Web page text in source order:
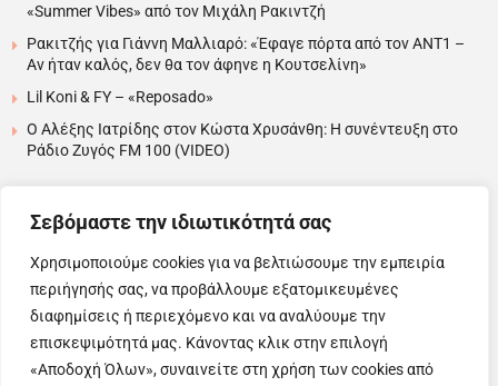
Σεβόμαστε την ιδιωτικότητά σας
Χρησιμοποιούμε cookies για να βελτιώσουμε την εμπειρία
περιήγησής σας, να προβάλλουμε εξατομικευμένες
διαφημίσεις ή περιεχόμενο και να αναλύουμε την
επισκεψιμότητά μας. Κάνοντας κλικ στην επιλογή
«Αποδοχή Όλων», συναινείτε στη χρήση των cookies από
«Summer Vibes» από τον Μιχάλη Ρακιντζή
Ρακιτζής για Γιάννη Μαλλιαρό: «Έφαγε πόρτα από τον ΑΝΤ1 –
Αν ήταν καλός, δεν θα τον άφηνε η Κουτσελίνη»
Lil Koni & FY – «Reposado»
Ο Αλέξης Ιατρίδης στον Κώστα Χρυσάνθη: Η συνέντευξη στο
Ράδιο Ζυγός FM 100 (VIDEO)
….
Copyright © 2025 Evita News. All Rights Reserved.
Όροι Χρήσης|Πολιτική Απορρήτου |Πολιτική Cookies